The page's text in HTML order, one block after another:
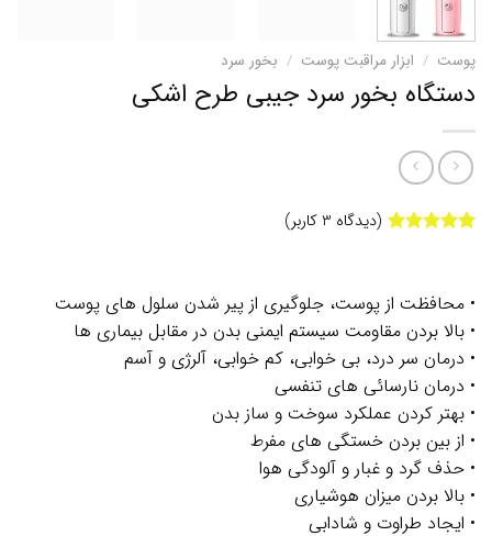
پوست / ابزار مراقبت پوست / بخور سرد
دستگاه بخور سرد جیبی طرح اشکی
امتیازدهی
(دیدگاه 3کاربر)
• محافظت از پوست، جلوگیری از پیر شدن سلول های پوست
• بالا بردن مقاومت سیستم ایمنی بدن در مقابل بیماری ها
• درمان سر درد، بی خوابی، کم خوابی، آلرژی و آسم
• درمان نارسائی های تنفسی
• بهتر کردن عملکرد سوخت و ساز بدن
• از بین بردن خستگی های مفرط
• حذف گرد و غبار و آلودگی هوا
• بالا بردن میزان هوشیاری
• ایجاد طراوت و شادابی